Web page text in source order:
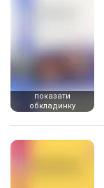
показати
обкладинку